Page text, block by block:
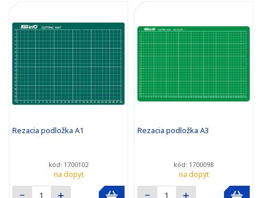
Rezacia podložka A1
kód: 1700102
na dopyt
Rezacia podložka A3
kód: 1700098
na dopyt